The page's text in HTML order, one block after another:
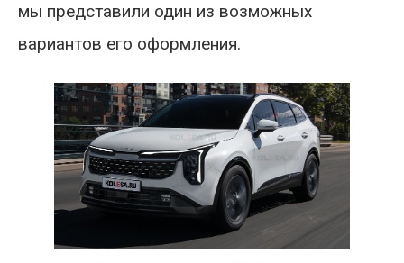
мы представили один из возможных
вариантов его оформления.